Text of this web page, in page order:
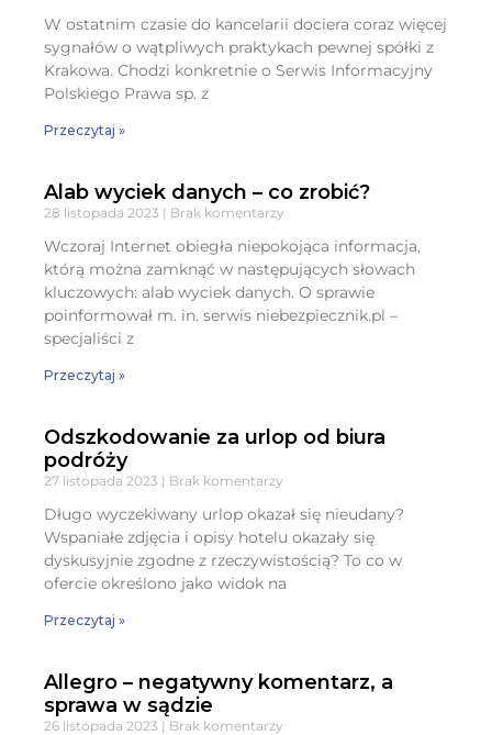
W ostatnim czasie do kancelarii dociera coraz więcej
sygnałów o wątpliwych praktykach pewnej spółki z
Krakowa. Chodzi konkretnie o Serwis Informacyjny
Polskiego Prawa sp. z
Przeczytaj »
Alab wyciek danych – co zrobić?
28 listopada 2023 Brak komentarzy
Wczoraj Internet obiegła niepokojąca informacja,
którą można zamknąć w następujących słowach
kluczowych: alab wyciek danych. O sprawie
poinformował m. in. serwis niebezpiecznik.pl –
specjaliści z
Przeczytaj »
Odszkodowanie za urlop od biura
podróży
27 listopada 2023 Brak komentarzy
Długo wyczekiwany urlop okazał się nieudany?
Wspaniałe zdjęcia i opisy hotelu okazały się
dyskusyjnie zgodne z rzeczywistością? To co w
ofercie określono jako widok na
Przeczytaj »
Allegro – negatywny komentarz, a
sprawa w sądzie
26 listopada 2023 Brak komentarzy